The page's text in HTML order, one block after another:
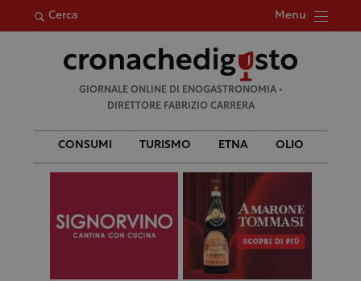
Cerca Menu
per:
GIORNALE ONLINE DI ENOGASTRONOMIA •
DIRETTORE FABRIZIO CARRERA
CONSUMI TURISMO ETNA OLIO